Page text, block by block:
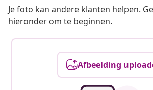
Je foto kan andere klanten helpen.
hieronder om te beginnen.
Afbeelding